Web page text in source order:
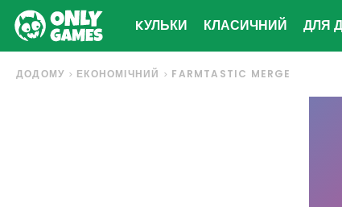
KУЛЬКИ КЛАСИЧНИЙ ДЛЯ
ДОДОМУ ЕКОНОМІЧНИЙ FARMTASTIC MERGE